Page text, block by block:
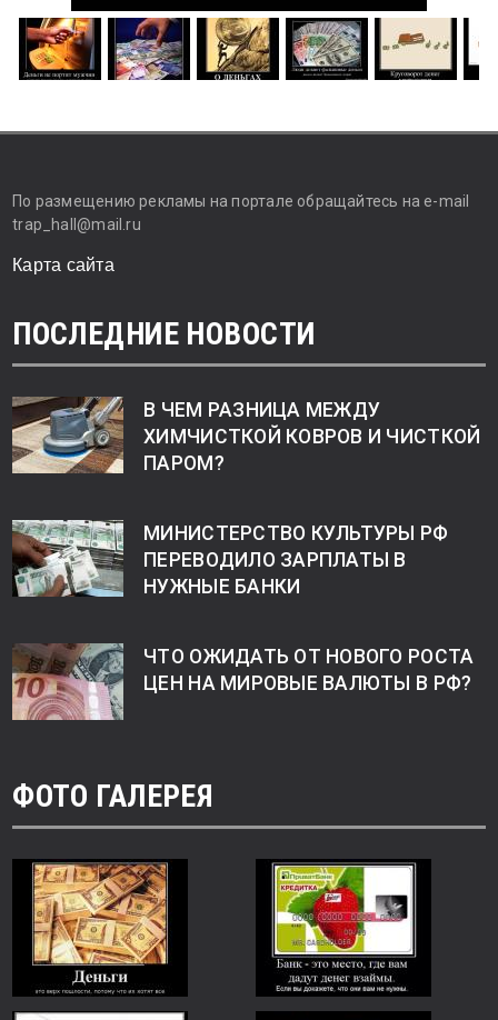
По размещению рекламы на портале обращайтесь на e-mail
trap_hall@mail.ru
Карта сайта
ПОСЛЕДНИЕ НОВОСТИ
В ЧЕМ РАЗНИЦА МЕЖДУ
ХИМЧИСТКОЙ КОВРОВ И ЧИСТКОЙ
ПАРОМ?
МИНИСТЕРСТВО КУЛЬТУРЫ РФ
ПЕРЕВОДИЛО ЗАРПЛАТЫ В
НУЖНЫЕ БАНКИ
ЧТО ОЖИДАТЬ ОТ НОВОГО РОСТА
ЦЕН НА МИРОВЫЕ ВАЛЮТЫ В РФ?
ФОТО ГАЛЕРЕЯ